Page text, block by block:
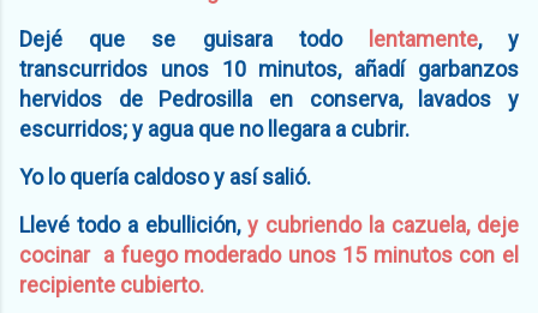
Dejé que se guisara todo
lentamente, y
transcurridos unos 10 minutos, añadí garbanzos
hervidos de Pedrosilla en conserva, lavados y
escurridos; y agua que no llegara a cubrir.
Yo lo quería caldoso y así salió.
Llevé todo a ebullición, y cubriendo la cazuela, deje
cocinar a fuego moderado unos 15 minutos con el
recipiente cubierto.